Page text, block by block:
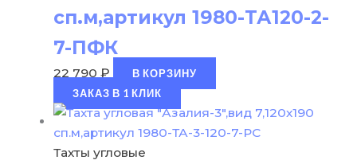
сп.м,артикул 1980-ТА120-2-
7-ПФК
22 790 ₽
В КОРЗИНУ
ЗАКАЗ В 1 КЛИК
Тахты угловые